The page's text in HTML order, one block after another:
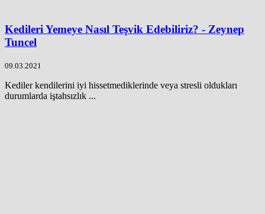
Kedileri Yemeye Nasıl Teşvik Edebiliriz? - Zeynep
Tuncel
09.03.2021
Kediler kendilerini iyi hissetmediklerinde veya stresli oldukları
durumlarda iştahsızlık ...